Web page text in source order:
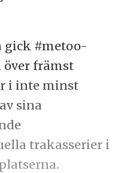
gick #metoo-
över främst
i inte minst
sina
trakasserier i